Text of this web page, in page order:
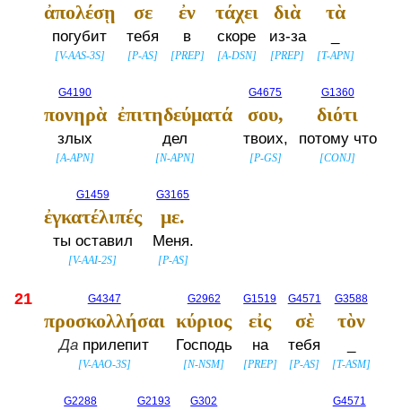
ἀπολέσῃ
погубит
[V-AAS-3S]
σε
тебя
[P-AS]
ἐν
в
[PREP]
τάχει
скоре
[A-DSN]
διὰ
из-за
[PREP]
τὰ
[T-APN]
G4190
πονηρὰ
злых
[A-APN]
ἐπιτηδεύματά
дел
[N-APN]
G4675
σου,
твоих,
[P-GS]
G1360
διότι
потому что
[CONJ]
G1459
ἐγκατέλιπές
ты оставил
[V-AAI-2S]
G3165
με.
Меня.
[P-AS]
21 G4347
προσκολλήσαι
Да прилепит
[V-AAO-3S]
G2962
κύριος
Господь
[N-NSM]
G1519
εἰς
на
[PREP]
G4571
σὲ
тебя
[P-AS]
G3588
τὸν
[T-ASM]
G2288 G2193 G302 G4571